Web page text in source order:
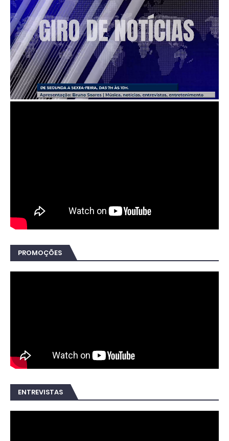
PROMOÇÕES
ENTREVISTAS